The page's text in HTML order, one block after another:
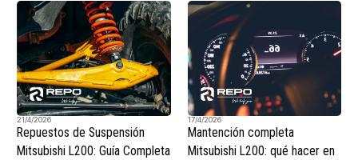
21/4/2026
Repuestos de Suspensión
Mitsubishi L200: Guía Completa
17/4/2026
Mantención completa
Mitsubishi L200: qué hacer en